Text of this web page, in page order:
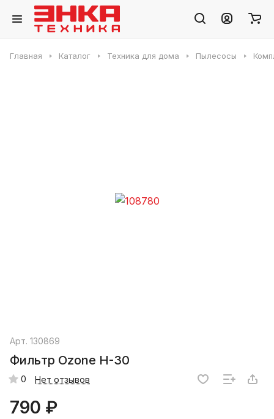
Главная Каталог Техника для дома Пылесосы
Арт. 130869
Фильтр Ozone H-30
0 Нет отзывов
790 ₽